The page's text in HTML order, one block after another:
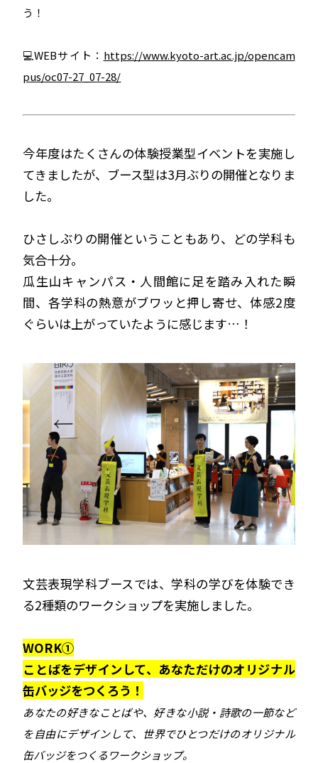
う！
💻WEBサイト： https://www.kyoto-art.ac.jp/opencam
pus/oc07-27_07-28/
今年度はたくさんの体験授業型イベントを実施し
てきましたが、ブース型は3月ぶりの開催となりま
した。
ひさしぶりの開催ということもあり、どの学科も
気合十分。
瓜生山キャンパス・人間館に足を踏み入れた瞬
間、各学科の熱意がブワッと押し寄せ、体感2度
ぐらいは上がっていたように感じます…！
文芸表現学科ブースでは、学科の学びを体験でき
る2種類のワークショップを実施しました。
WORK①
ことばをデザインして、あなただけのオリジナル
缶バッジをつくろう！
あなたの好きなことばや、好きな小説・詩歌の一節など
を自由にデザインして、世界でひとつだけのオリジナル
缶バッジをつくるワークショップ。